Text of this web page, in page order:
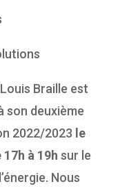
Braille est
son deuxième
2022/2023 le
17h à 19hsur le
Nous